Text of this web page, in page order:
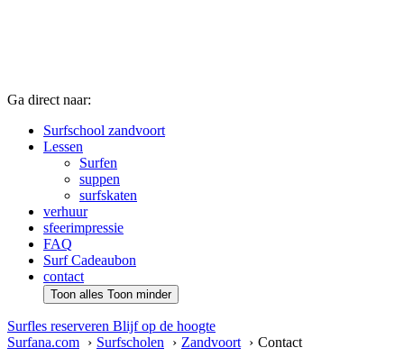
Ga direct naar:
Surfschool zandvoort
Lessen
Surfen
suppen
surfskaten
verhuur
sfeerimpressie
FAQ
Surf Cadeaubon
contact
Toon alles Toon minder
Surfles reserveren Blijf op de hoogte
Surfana.com
Surfscholen Zandvoort Contact